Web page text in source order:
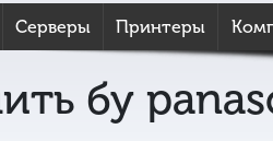
Серверы Принтеры
бу